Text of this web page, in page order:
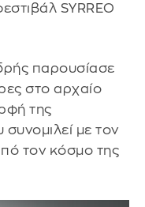
SYRREO
παρουσίασε
στο αρχαίο
της
με τον
τον κόσμο της